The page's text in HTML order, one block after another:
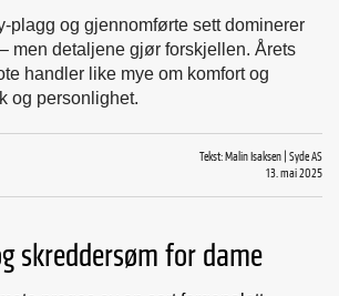
plagg og gjennomførte sett dominerer
men detaljene gjør forskjellen. Årets
handler like mye om komfort og
og personlighet.
Tekst: Malin Isaksen | Syde AS
13. mai 2025
skreddersøm for dame